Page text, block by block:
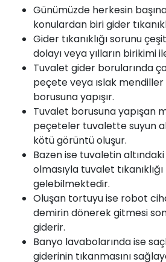
Günümüzde herkesin
konulardan biri gider
Gider tıkanıklığı sorunu
dolayı veya yılların birikimi
Tuvalet gider borularında
peçete veya ıslak
borusuna yapışır.
Tuvalet borusuna yapışan
peçeteler tuvalette suyun
kötü görüntü oluşur.
Bazen ise tuvaletin
olmasıyla tuvalet
gelebilmektedir.
Oluşan tortuyu ise robot
demirin dönerek gitmesi
giderir.
Banyo lavabolarında ise
giderinin tıkanmasını